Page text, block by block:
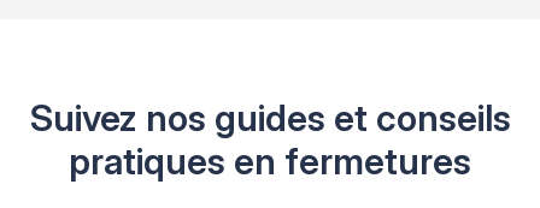
Suivez nos guides et conseils
pratiques en fermetures